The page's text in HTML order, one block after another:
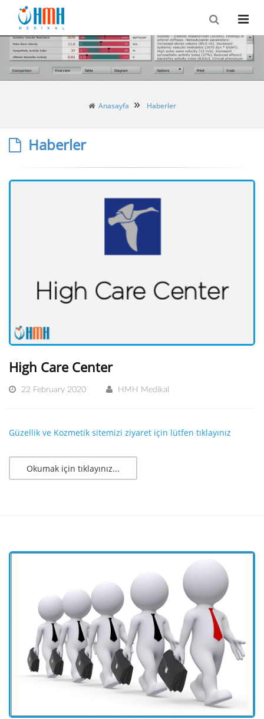
Anasayfa Haberler
Haberler
High Care Center
22 February 2020 HMH Medikal
Güzellik ve Kozmetik sitemizi ziyaret için lütfen tıklayınız
Okumak için tıklayınız...